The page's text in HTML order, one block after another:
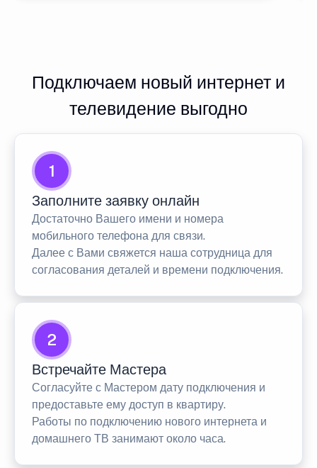
Подключаем новый интернет и
телевидение выгодно
1
Заполните заявку онлайн
Достаточно Вашего имени и номера
мобильного телефона для связи.
Далее с Вами свяжется наша сотрудница для
согласования деталей и времени подключения.
2
Встречайте Мастера
Согласуйте с Мастером дату подключения и
предоставьте ему доступ в квартиру.
Работы по подключению нового интернета и
домашнего ТВ занимают около часа.